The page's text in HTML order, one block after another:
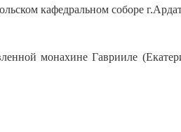
кафедральном соборе
монахине Гаврииле